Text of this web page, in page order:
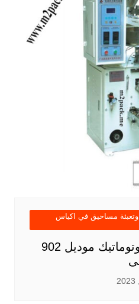
وتعبئة مساحيق في اكياس
ماكينة تعبئة السكر اوتوماتيك موديل 902